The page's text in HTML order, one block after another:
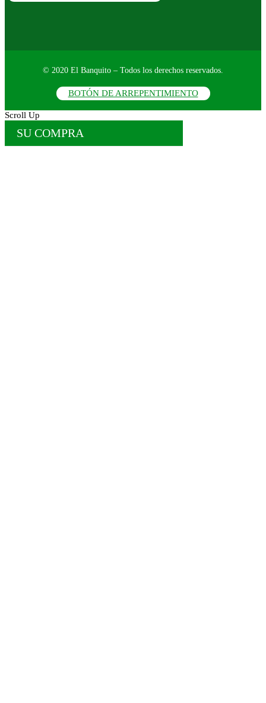
© 2020 El Banquito – Todos los derechos reservados.
BOTÓN DE ARREPENTIMIENTO
Scroll Up
SU COMPRA